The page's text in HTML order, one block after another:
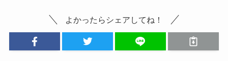
よかったらシェアしてね！